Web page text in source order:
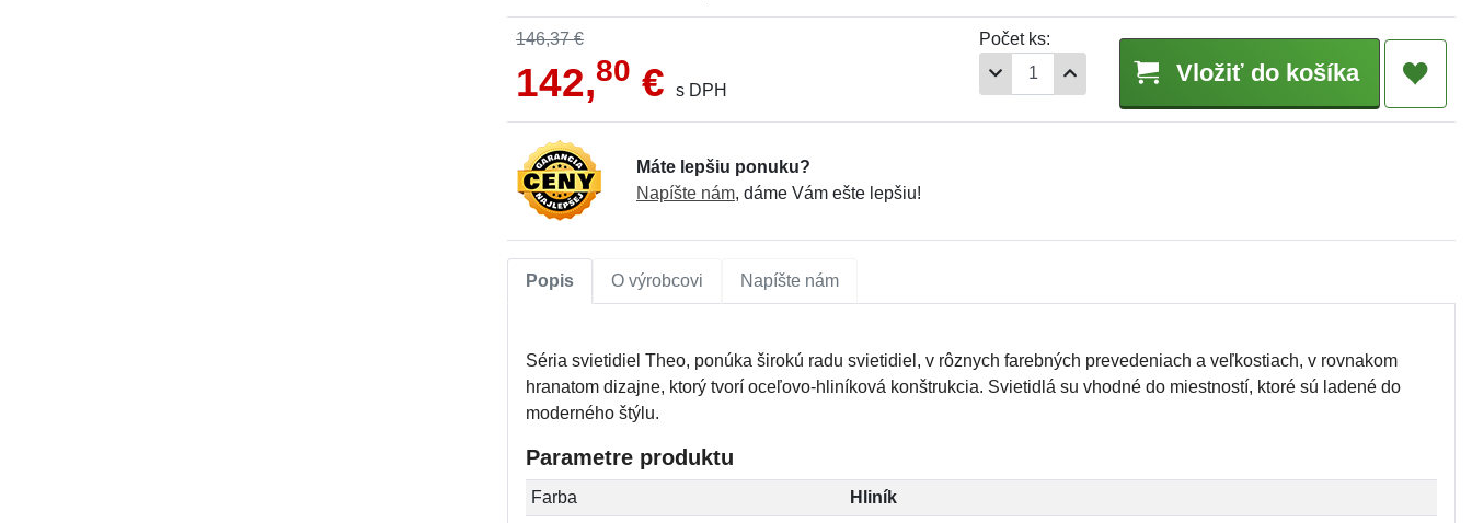
146,37 €
142,80 € s DPH
Počet ks:
Vložiť do košíka
Máte lepšiu ponuku?
Napíšte nám, dáme Vám ešte lepšiu!
Popis O výrobcovi Napíšte nám
Séria svietidiel Theo, ponúka širokú radu svietidiel, v rôznych farebných prevedeniach a veľkostiach, v rovnakom
hranatom dizajne, ktorý tvorí oceľovo-hliníková konštrukcia. Svietidlá su vhodné do miestností, ktoré sú ladené do
moderného štýlu.
Parametre produktu
Farba
Hliník